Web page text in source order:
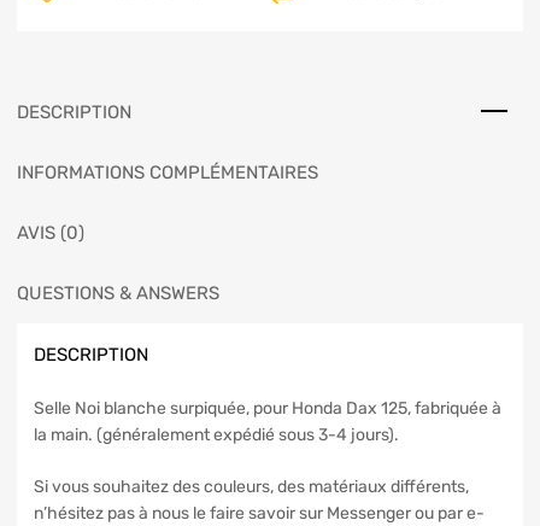
DESCRIPTION
INFORMATIONS COMPLÉMENTAIRES
AVIS (0)
QUESTIONS & ANSWERS
DESCRIPTION
Selle Noi blanche surpiquée, pour Honda Dax 125, fabriquée à
la main. (généralement expédié sous 3-4 jours).
Si vous souhaitez des couleurs, des matériaux différents,
n’hésitez pas à nous le faire savoir sur Messenger ou par e-